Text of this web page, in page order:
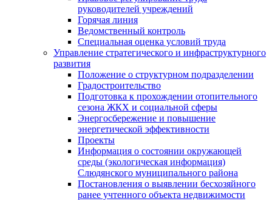
руководителей учреждений
Горячая линия
Ведомственный контроль
Специальная оценка условий труда
Управление стратегического и инфраструктурного
развития
Положение о структурном подразделении
Градостроительство
Подготовка к прохождении отопительного
сезона ЖКХ и социальной сферы
Энергосбережение и повышение
энергетической эффективности
Проекты
Информация о состоянии окружающей
среды (экологическая информация)
Слюдянского муниципального района
Постановления о выявлении бесхозяйного
ранее учтенного объекта недвижимости